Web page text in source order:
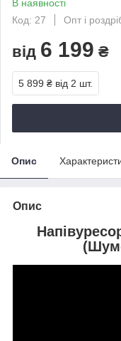
В наявності
Код: 27
Опт і
від 6 199 ₴
5 899 ₴ від 2 шт.
Опис
Опис